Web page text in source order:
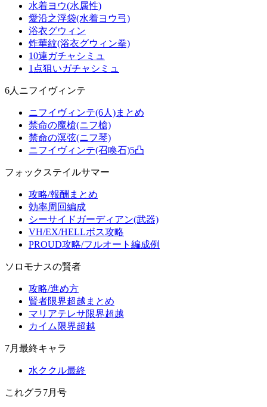
水着ヨウ(水属性)
愛沿之浮袋(水着ヨウ弓)
浴衣グウィン
炸華紋(浴衣グウィン拳)
10連ガチャシミュ
1点狙いガチャシミュ
6人ニフイヴィンテ
ニフイヴィンテ(6人)まとめ
禁命の魔槍(ニフ槍)
禁命の溟弦(ニフ琴)
ニフイヴィンテ(召喚石)5凸
フォックステイルサマー
攻略/報酬まとめ
効率周回編成
シーサイドガーディアン(武器)
VH/EX/HELLボス攻略
PROUD攻略/フルオート編成例
ソロモナスの賢者
攻略/進め方
賢者限界超越まとめ
マリアテレサ限界超越
カイム限界超越
7月最終キャラ
水ククル最終
これグラ7月号